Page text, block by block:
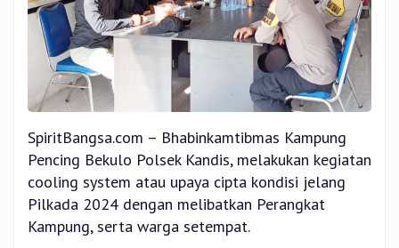
SpiritBangsa.com – Bhabinkamtibmas Kampung
Pencing Bekulo Polsek Kandis, melakukan kegiatan
cooling system atau upaya cipta kondisi jelang
Pilkada 2024 dengan melibatkan Perangkat
Kampung, serta warga setempat.